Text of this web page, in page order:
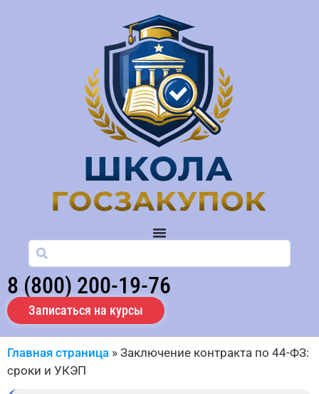
8 (800) 200-19-76
Записаться на курсы
Главная страница » Заключение контракта по 44-ФЗ:
сроки и УКЭП